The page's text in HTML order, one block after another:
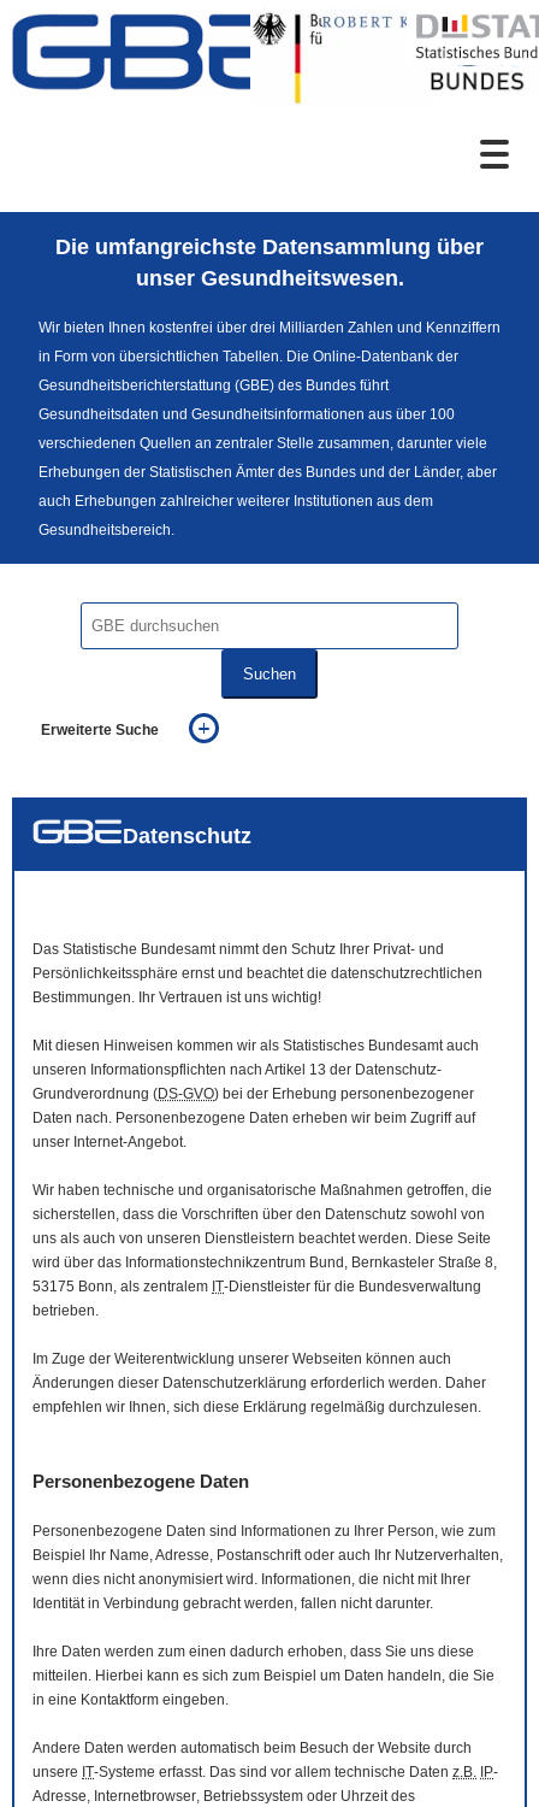
Zum Inhalt
Sprachumschaltung
Die umfangreichste Datensammlung über
unser Gesundheitswesen.
Wir bieten Ihnen kostenfrei über drei Milliarden Zahlen und Kennziffern
in Form von übersichtlichen Tabellen. Die Online-Datenbank der
Gesundheitsberichterstattung (GBE) des Bundes führt
Gesundheitsdaten und Gesundheitsinformationen aus über 100
verschiedenen Quellen an zentraler Stelle zusammen, darunter viele
Erhebungen der Statistischen Ämter des Bundes und der Länder, aber
auch Erhebungen zahlreicher weiterer Institutionen aus dem
Gesundheitsbereich.
Suchen
Erweiterte Suche
auch in allen Texten suchen (Volltextsuche)
Datenschutz
Das Statistische Bundesamt nimmt den Schutz Ihrer Privat- und
Persönlichkeitssphäre ernst und beachtet die datenschutzrechtlichen
Bestimmungen. Ihr Vertrauen ist uns wichtig!
Mit diesen Hinweisen kommen wir als Statistisches Bundesamt auch
unseren Informationspflichten nach Artikel 13 der Datenschutz-
Grundverordnung (DS-GVO) bei der Erhebung personenbezogener
Daten nach. Personenbezogene Daten erheben wir beim Zugriff auf
unser Internet-Angebot.
Wir haben technische und organisatorische Maßnahmen getroffen, die
sicherstellen, dass die Vorschriften über den Datenschutz sowohl von
uns als auch von unseren Dienstleistern beachtet werden. Diese Seite
wird über das Informationstechnikzentrum Bund, Bernkasteler Straße 8,
53175 Bonn, als zentralem IT-Dienstleister für die Bundesverwaltung
betrieben.
Im Zuge der Weiterentwicklung unserer Webseiten können auch
Änderungen dieser Datenschutzerklärung erforderlich werden. Daher
empfehlen wir Ihnen, sich diese Erklärung regelmäßig durchzulesen.
Personenbezogene Daten
Personenbezogene Daten sind Informationen zu Ihrer Person, wie zum
Beispiel Ihr Name, Adresse, Postanschrift oder auch Ihr Nutzerverhalten,
wenn dies nicht anonymisiert wird. Informationen, die nicht mit Ihrer
Identität in Verbindung gebracht werden, fallen nicht darunter.
Ihre Daten werden zum einen dadurch erhoben, dass Sie uns diese
mitteilen. Hierbei kann es sich zum Beispiel um Daten handeln, die Sie
in eine Kontaktform eingeben.
Andere Daten werden automatisch beim Besuch der Website durch
unsere IT-Systeme erfasst. Das sind vor allem technische Daten z.B. IP-
Adresse, Internetbrowser, Betriebssystem oder Uhrzeit des